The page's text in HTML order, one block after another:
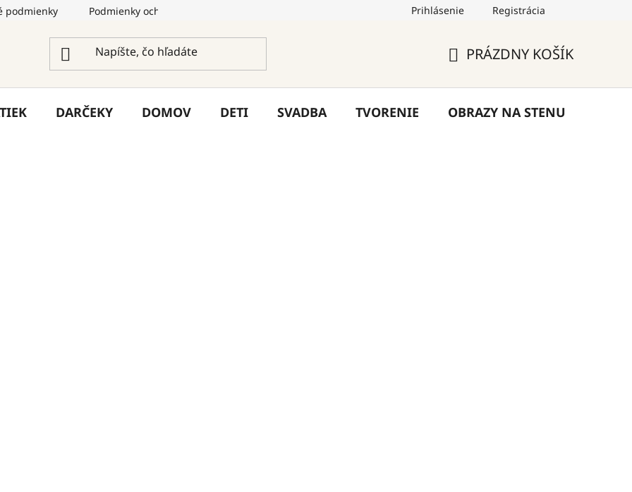
podmienky Podmienky ochrany osobných údajov Hodnotenie obchodu Blog Kontakty
Prihlásenie Registrácia
KOŠÍK
PRÁZDNY KOŠÍK
DARČEKY DOMOV DETI SVADBA TVORENIE OBRAZY NA STENU